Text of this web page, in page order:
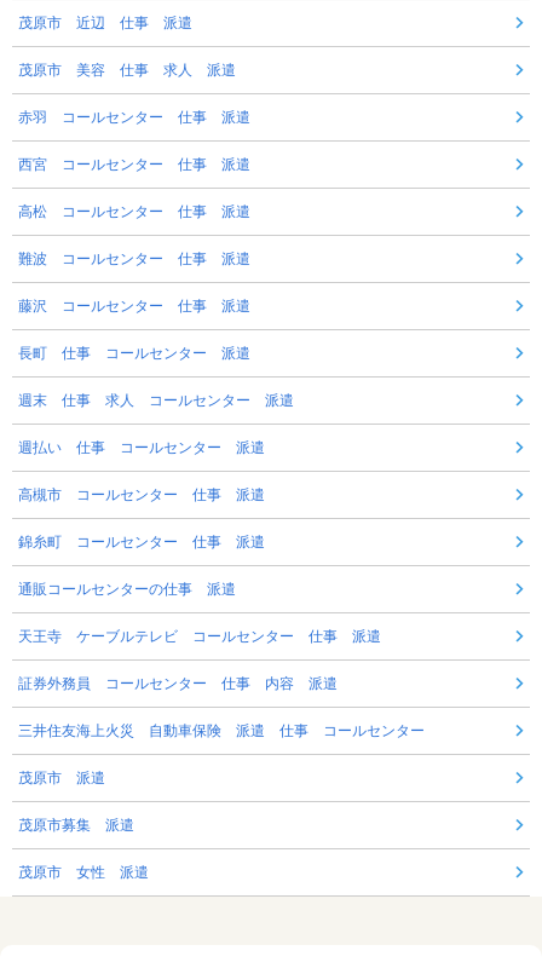
茂原市 近辺 仕事 派遣
茂原市 美容 仕事 求人 派遣
赤羽 コールセンター 仕事 派遣
西宮 コールセンター 仕事 派遣
高松 コールセンター 仕事 派遣
難波 コールセンター 仕事 派遣
藤沢 コールセンター 仕事 派遣
長町 仕事 コールセンター 派遣
週末 仕事 求人 コールセンター 派遣
週払い 仕事 コールセンター 派遣
高槻市 コールセンター 仕事 派遣
錦糸町 コールセンター 仕事 派遣
通販コールセンターの仕事 派遣
天王寺 ケーブルテレビ コールセンター 仕事 派遣
証券外務員 コールセンター 仕事 内容 派遣
三井住友海上火災 自動車保険 派遣 仕事 コールセンター
茂原市 派遣
茂原市募集 派遣
茂原市 女性 派遣